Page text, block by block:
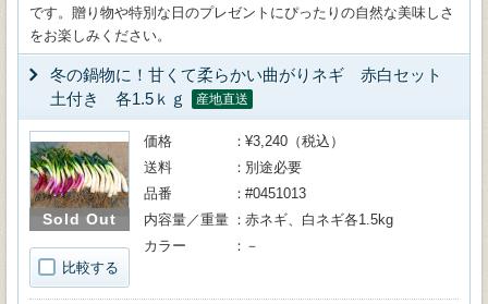
です。贈り物や特別な日のプレゼントにぴったりの自然な美味しさ
をお楽しみください。
冬の鍋物に！甘くて柔らかい曲がりネギ 赤白セット
土付き 各1.5ｋｇ
産地直送
Sold Out
比較する
価格
¥3,240（税込）
送料
別途必要
品番
#0451013
内容量／重量
赤ネギ、白ネギ各1.5kg
カラー
－